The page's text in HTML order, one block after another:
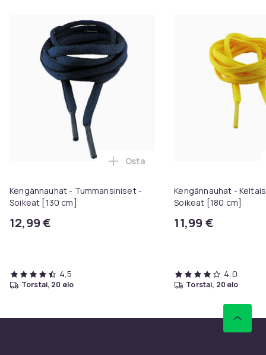
Kengännauhat - Tummansiniset -
Soikeat [130 cm]
12,99 €
Lisää Kengännauhat -
Osta
4,5
torstai, 20 elo
Kengännauhat -
Soikeat [180 cm]
11,99 €
4,0
torstai, 20 elo